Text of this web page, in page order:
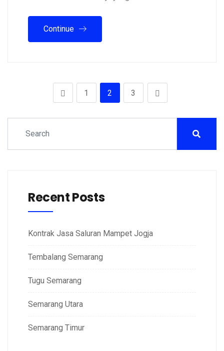
Continue
1 2 3
Recent Posts
Kontrak Jasa Saluran Mampet Jogja
Tembalang Semarang
Tugu Semarang
Semarang Utara
Semarang Timur